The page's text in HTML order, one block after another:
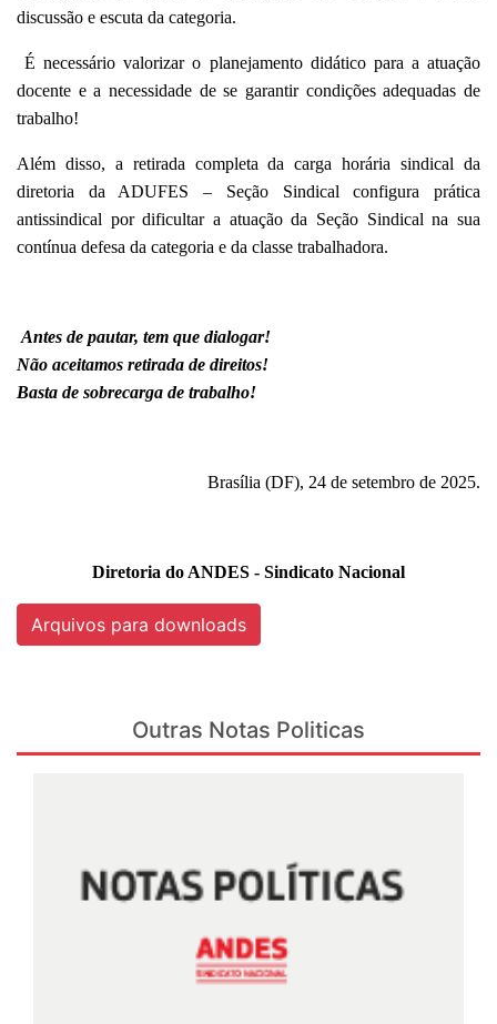
discussão e escuta da categoria.
É necessário valorizar o planejamento didático para a atuação
docente e a necessidade de se garantir condições adequadas de
trabalho!
Além disso, a retirada completa da carga horária sindical da
diretoria da ADUFES – Seção Sindical configura prática
antissindical por dificultar a atuação da Seção Sindical na sua
contínua defesa da categoria e da classe trabalhadora.
Antes de pautar, tem que dialogar!
Não aceitamos retirada de direitos!
Basta de sobrecarga de trabalho!
Brasília (DF), 24 de setembro de 2025.
Diretoria do ANDES - Sindicato Nacional
Arquivos para downloads
Outras Notas Politicas